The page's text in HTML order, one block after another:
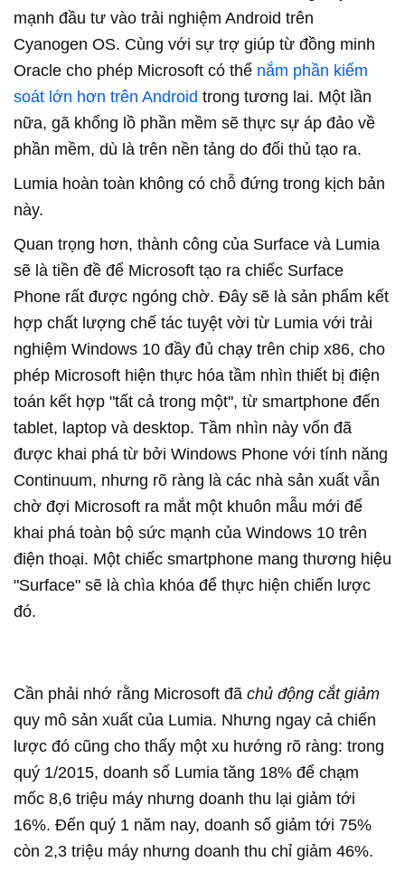
mạnh đầu tư vào trải nghiệm Android trên
Cyanogen OS. Cùng với sự trợ giúp từ đồng minh
Oracle cho phép Microsoft có thể nắm phần kiểm
soát lớn hơn trên Android trong tương lai. Một lần
nữa, gã khổng lồ phần mềm sẽ thực sự áp đảo về
phần mềm, dù là trên nền tảng do đối thủ tạo ra.
Lumia hoàn toàn không có chỗ đứng trong kịch bản
này.
Quan trọng hơn, thành công của Surface và Lumia
sẽ là tiền đề để Microsoft tạo ra chiếc Surface
Phone rất được ngóng chờ. Đây sẽ là sản phẩm kết
hợp chất lượng chế tác tuyệt vời từ Lumia với trải
nghiệm Windows 10 đầy đủ chạy trên chip x86, cho
phép Microsoft hiện thực hóa tầm nhìn thiết bị điện
toán kết hợp "tất cả trong một", từ smartphone đến
tablet, laptop và desktop. Tầm nhìn này vốn đã
được khai phá từ bởi Windows Phone với tính năng
Continuum, nhưng rõ ràng là các nhà sản xuất vẫn
chờ đợi Microsoft ra mắt một khuôn mẫu mới để
khai phá toàn bộ sức mạnh của Windows 10 trên
điện thoại. Một chiếc smartphone mang thương hiệu
"Surface" sẽ là chìa khóa để thực hiện chiến lược
đó.
Cần phải nhớ rằng Microsoft đã chủ động cắt giảm
quy mô sản xuất của Lumia. Nhưng ngay cả chiến
lược đó cũng cho thấy một xu hướng rõ ràng: trong
quý 1/2015, doanh số Lumia tăng 18% để chạm
mốc 8,6 triệu máy nhưng doanh thu lại giảm tới
16%. Đến quý 1 năm nay, doanh số giảm tới 75%
còn 2,3 triệu máy nhưng doanh thu chỉ giảm 46%.